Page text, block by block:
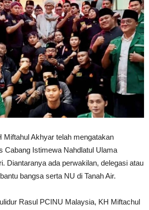
Miftahul Akhyar telah mengatakan
Cabang Istimewa Nahdlatul Ulama
Diantaranya ada perwakilan, delegasi atau
bangsa serta NU di Tanah Air.
Rasul PCINU Malaysia, KH Miftachul